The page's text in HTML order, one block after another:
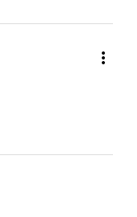
more_vert